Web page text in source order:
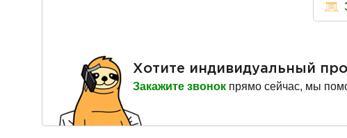
Хотите индивидуальный
Закажите звонок прямо сейчас, мы